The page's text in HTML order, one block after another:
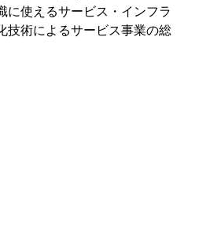
に使えるサービス・インフラ
技術によるサービス事業の総